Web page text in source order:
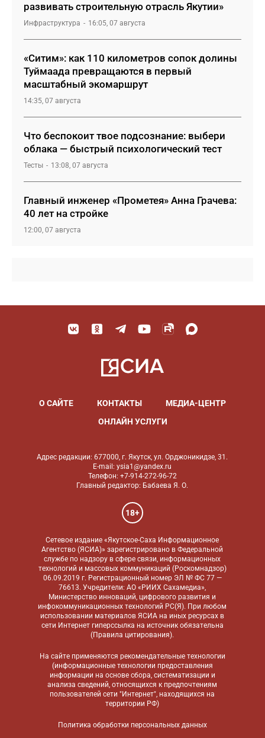
развивать строительную отрасль Якутии»
Инфраструктура 16:05, 07 августа
«Ситим»: как 110 километров сопок долины
Туймаада превращаются в первый
масштабный экомаршрут
14:35, 07 августа
Что беспокоит твое подсознание: выбери
облака — быстрый психологический тест
Тесты 13:08, 07 августа
Главный инженер «Прометея» Анна Грачева:
40 лет на стройке
12:00, 07 августа
О САЙТЕ КОНТАКТЫ
МЕДИА-ЦЕНТР
ОНЛАЙН УСЛУГИ
Адрес редакции: 677000, г. Якутск, ул. Орджоникидзе, 31.
E-mail: ysia1@yandex.ru
Телефон: +7-914-272-96-72
Главный редактор: Бабаева Я. О.
18+
Сетевое издание «Якутское-Саха Информационное
Агентство (ЯСИА)» зарегистрировано в Федеральной
службе по надзору в сфере связи, информационных
технологий и массовых коммуникаций (Роскомнадзор)
06.09.2019 г. Регистрационный номер ЭЛ № ФС 77 —
76613. Учредители: АО «РИИХ Сахамедиа»,
Министерство инноваций, цифрового развития и
инфокоммуникационных технологий РС(Я). При любом
использовании материалов ЯСИА на иных ресурсах в
сети Интернет гиперссылка на источник обязательна
(Правила цитирования).
На сайте применяются рекомендательные технологии
(информационные технологии предоставления
информации на основе сбора, систематизации и
анализа сведений, относящихся к предпочтениям
пользователей сети "Интернет", находящихся на
территории РФ)
Политика обработки персональных данных